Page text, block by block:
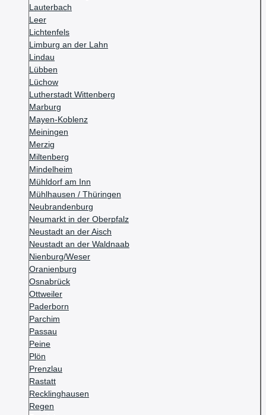
Lauterbach
Leer
Lichtenfels
Limburg an der Lahn
Lindau
Lübben
Lüchow
Lutherstadt Wittenberg
Marburg
Mayen-Koblenz
Meiningen
Merzig
Miltenberg
Mindelheim
Mühldorf am Inn
Mühlhausen / Thüringen
Neubrandenburg
Neumarkt in der Oberpfalz
Neustadt an der Aisch
Neustadt an der Waldnaab
Nienburg/Weser
Oranienburg
Osnabrück
Ottweiler
Paderborn
Parchim
Passau
Peine
Plön
Prenzlau
Rastatt
Recklinghausen
Regen